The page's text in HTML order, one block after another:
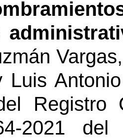
Luis
Registro
2021